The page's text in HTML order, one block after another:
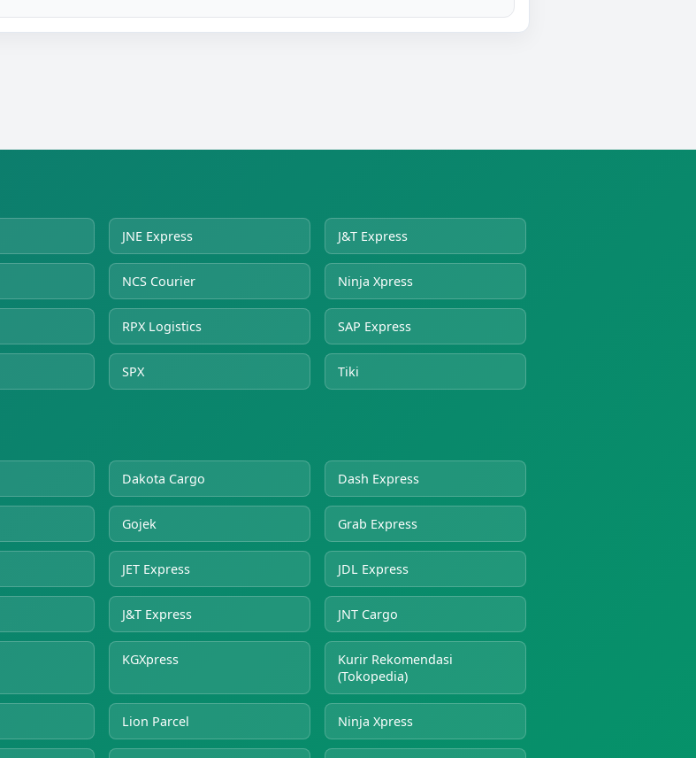
JNE Express J&T Express
NCS Courier Ninja Xpress
RPX Logistics SAP Express
SPX Tiki
Dakota Cargo Dash Express
Gojek Grab Express
JET Express JDL Express
J&T Express JNT Cargo
KGXpress
Kurir Rekomendasi
(Tokopedia)
Lion Parcel Ninja Xpress